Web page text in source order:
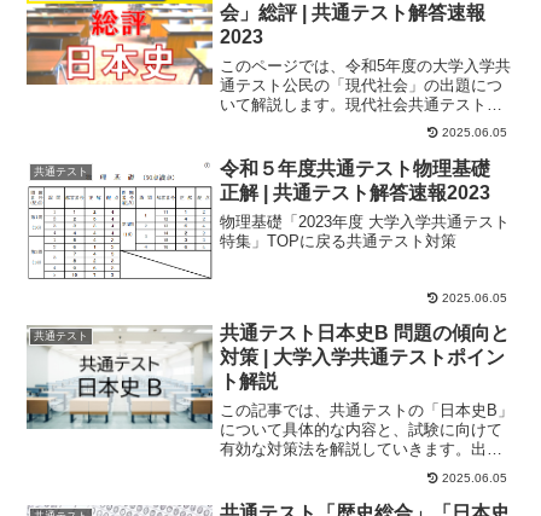
会」総評 | 共通テスト解答速報
2023
このページでは、令和5年度の大学入学共
通テスト公民の「現代社会」の出題につ
いて解説します。現代社会共通テストの
現代社会では、政治・経済を中心とした
2025.06.05
共通テスト
令和５年度共通テスト物理基礎
正解 | 共通テスト解答速報2023
物理基礎「2023年度 大学入学共通テスト
特集」TOPに戻る共通テスト対策
2025.06.05
共通テスト
共通テスト日本史B 問題の傾向と
対策 | 大学入学共通テストポイン
ト解説
この記事では、共通テストの「日本史B」
について具体的な内容と、試験に向けて
有効な対策法を解説していきます。出題
内容共通テスト「日本史B」は、大問6つ
2025.06.05